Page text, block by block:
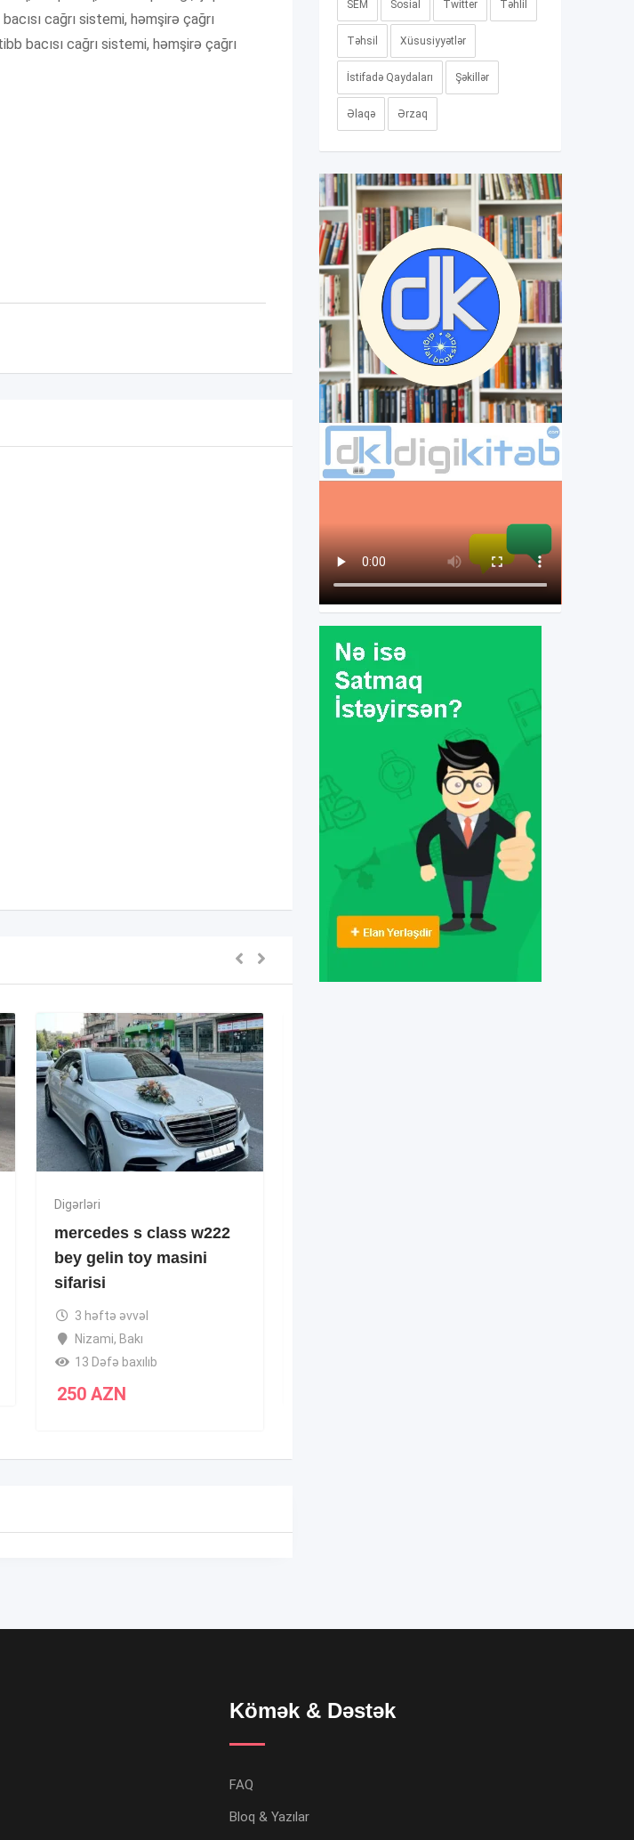
cağrı sistemi, həmşirə çağrı
bacısı cağrı sistemi, həmşirə çağrı
Digərləri
mercedes s class w222
bey gelin toy masini
sifarisi
3 həftə əvvəl
Nizami, Bakı
13 Dəfə baxılıb
250AZN
SEM Sosial Twitter Təhlil
Təhsil Xüsusiyyətlər
İstifadə Qaydaları Şəkillər
Əlaqə Ərzaq
Kömək & Dəstək
FAQ
Bloq & Yazılar